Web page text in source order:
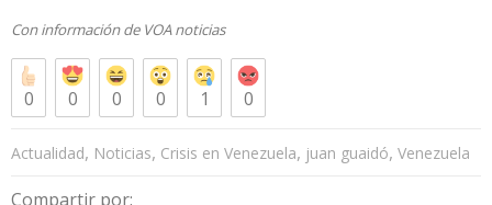
Con información de VOA noticias
0 0 0 0 1 0
Actualidad, Noticias, Crisis en Venezuela, juan guaidó, Venezuela
Compartir por: